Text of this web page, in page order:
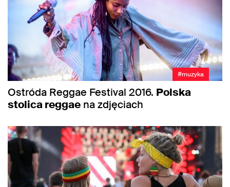
#muzyka
Ostróda Reggae Festival 2016. Polska
stolica reggae na zdjęciach